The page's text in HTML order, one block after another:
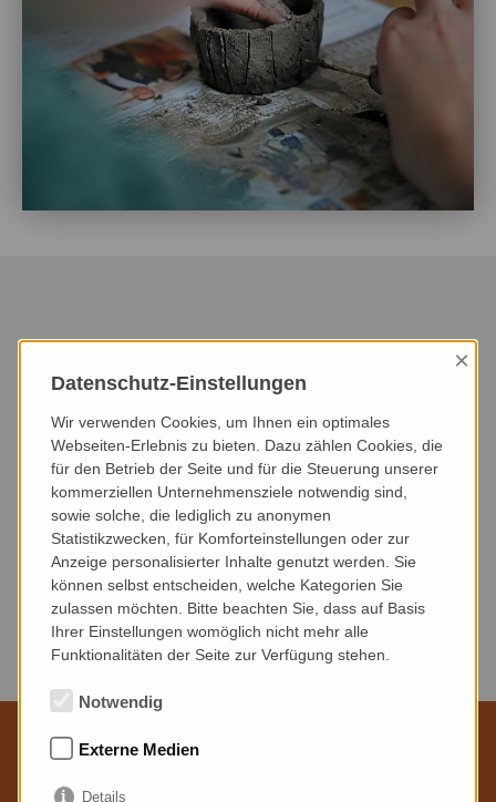
NÄCHSTE 6 MONATE
VERANSTALTUNGSART VERANSTALTUNGSORT
Keine Veranstaltungen gefunden.
Datenschutz-Einstellungen
×
Wir verwenden Cookies, um Ihnen ein optimales
Webseiten-Erlebnis zu bieten. Dazu zählen Cookies, die
für den Betrieb der Seite und für die Steuerung unserer
kommerziellen Unternehmensziele notwendig sind,
sowie solche, die lediglich zu anonymen
Statistikzwecken, für Komforteinstellungen oder zur
Anzeige personalisierter Inhalte genutzt werden. Sie
können selbst entscheiden, welche Kategorien Sie
zulassen möchten. Bitte beachten Sie, dass auf Basis
Ihrer Einstellungen womöglich nicht mehr alle
Funktionalitäten der Seite zur Verfügung stehen.
Notwendig
Externe Medien
Details